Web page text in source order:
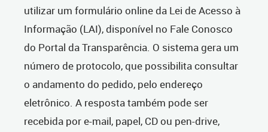
utilizar um formulário online da Lei de Acesso à
Informação (LAI), disponível no Fale Conosco
do Portal da Transparência. O sistema gera um
número de protocolo, que possibilita consultar
o andamento do pedido, pelo endereço
eletrônico. A resposta também pode ser
recebida por e-mail, papel, CD ou pen-drive,